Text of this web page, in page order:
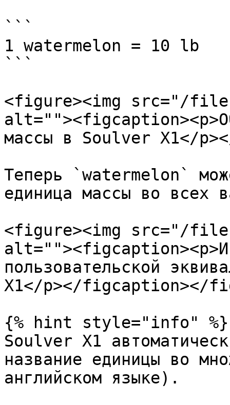
```
1 watermelon = 10 lb
```
<figure><img src="/files/
массы в Soulver X1</
Теперь `watermelon`
единица массы во всех
<figure><img src="/files/
пользовательской
X1</p></figcaption></
{% hint style="info" %}
Soulver X1
название единицы во
английском языке).